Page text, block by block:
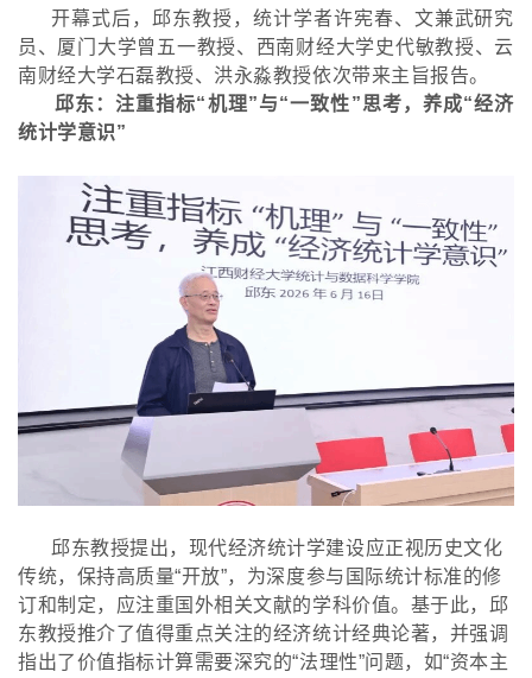
开幕式后，邱东教授，统计学者许宪春、文兼武研究
员、厦门大学曾五一教授、西南财经大学史代敏教授、云
南财经大学石磊教授、洪永淼教授依次带来主旨报告。
邱东 ： 注重指标“机理”与“一致性”思考，养成“经济
统计学意识”
邱东教授提出，现代经济统计学建设应正视历史文化
传统，保持高质量“开放”，为深度参与国际统计标准的修
订和制定，应注重国外相关文献的学科价值。基于此，邱
东教授推介了值得重点关注的经济统计经典论著，并强调
指出了价值指标计算需要深究的“法理性”问题，如“资本主